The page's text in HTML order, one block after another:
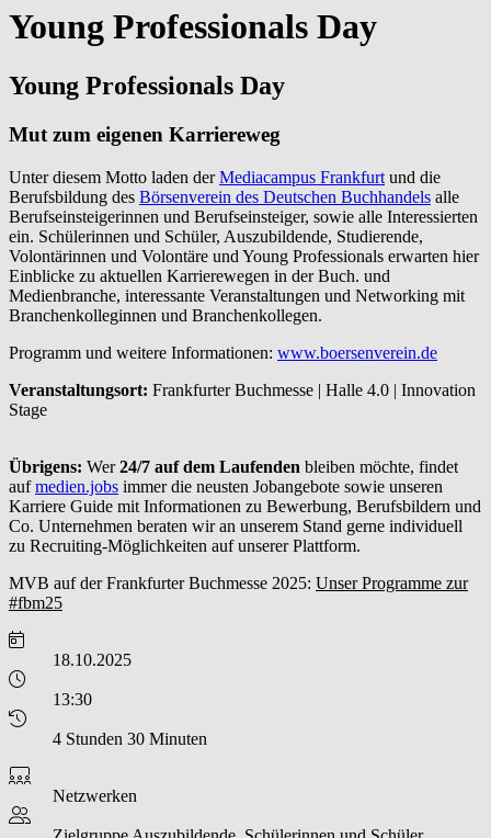
Young Professionals Day
Young Professionals Day
Mut zum eigenen Karriereweg
Unter diesem Motto laden derMediacampus Frankfurt und die
Berufsbildung des Börsenverein des Deutschen Buchhandels alle
Berufseinsteigerinnen und Berufseinsteiger, sowie alle Interessierten
ein. Schülerinnen und Schüler, Auszubildende, Studierende,
Volontärinnen und Volontäre und Young Professionals erwarten hier
Einblicke zu aktuellen Karrierewegen in der Buch. und
Medienbranche, interessante Veranstaltungen und Networking mit
Branchenkolleginnen und Branchenkollegen.
Programm und weitere Informationen: www.boersenverein.de
Veranstaltungsort: Frankfurter Buchmesse | Halle 4.0 | Innovation
Stage
Übrigens: Wer24/7 auf dem Laufenden bleiben möchte, findet
aufmedien.jobs immer die neusten Jobangebote sowie unseren
Karriere Guide mit Informationen zu Bewerbung, Berufsbildern und
Co. Unternehmen beraten wir an unserem Stand gerne individuell
zu Recruiting-Möglichkeiten auf unserer Plattform.
MVB auf der Frankfurter Buchmesse 2025: Unser Programme zur
#fbm25
18.10.2025
13:30
4 Stunden 30 Minuten
Netzwerken